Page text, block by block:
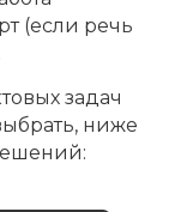
(если речь
задач
ниже